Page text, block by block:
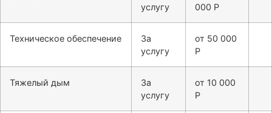
услугу
000 Р
Техническое обеспечение
За
услугу
от 50 000
Р
Тяжелый дым
За
услугу
от 10 000
Р